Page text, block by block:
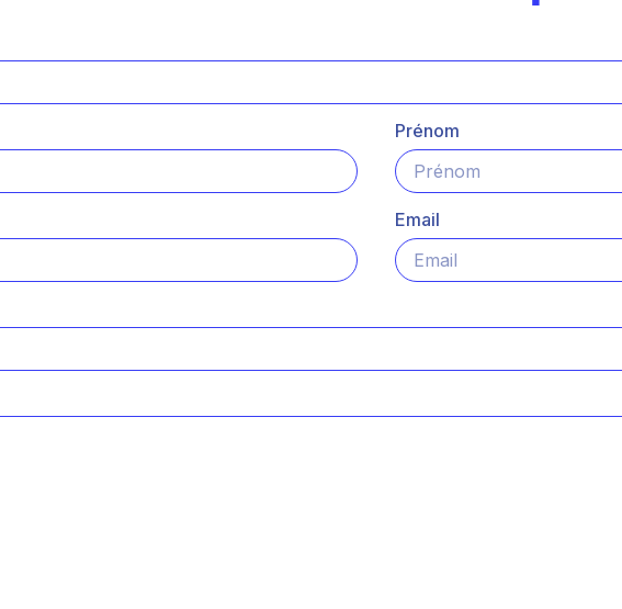
Prénom
Email